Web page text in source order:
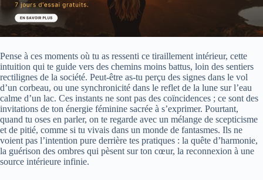
Pense à ces moments où tu as ressenti ce tiraillement intérieur, cette
intuition qui te guide vers des chemins moins battus, loin des sentiers
rectilignes de la société. Peut-être as-tu perçu des signes dans le vol
d’un corbeau, ou une synchronicité dans le reflet de la lune sur l’eau
calme d’un lac. Ces instants ne sont pas des coïncidences ; ce sont des
invitations de ton énergie féminine sacrée à s’exprimer. Pourtant,
quand tu oses en parler, on te regarde avec un mélange de scepticisme
et de pitié, comme si tu vivais dans un monde de fantasmes. Ils ne
voient pas l’intention pure derrière tes pratiques : la quête d’harmonie,
la guérison des ombres qui pèsent sur ton cœur, la reconnexion à une
source intérieure infinie.